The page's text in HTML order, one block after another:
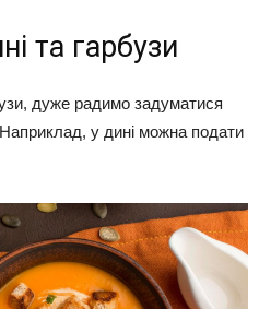
та гарбузи
дуже радимо задуматися
у дині можна подати